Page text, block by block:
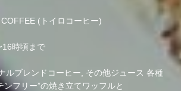
(トイロコーヒー)
16時頃まで
ルブレンドコーヒー, その他ジュース 各種
フリー”の焼き立てワッフルと